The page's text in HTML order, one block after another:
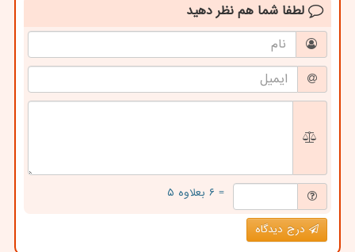
لطفا شما هم نظر دهید
= ۶ بعلاوه ۵
درج دیدگاه